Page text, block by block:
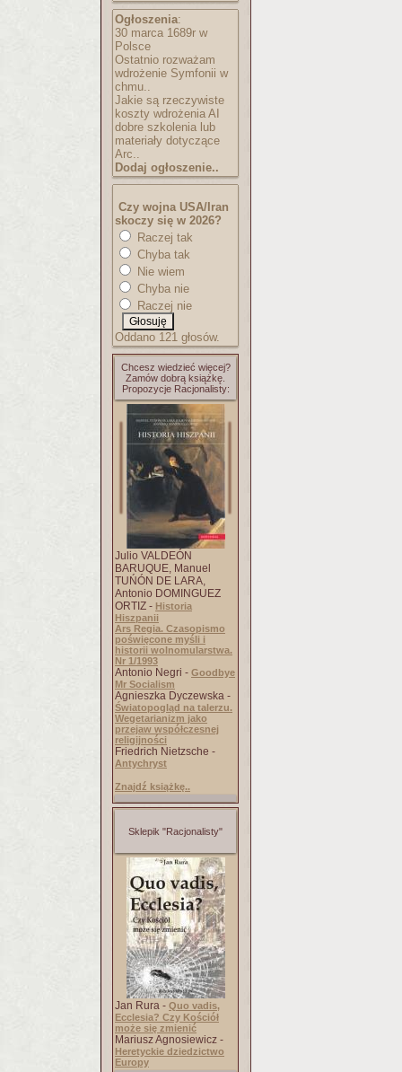
Ogłoszenia:
30 marca 1689r w
Polsce
Ostatnio rozważam
wdrożenie Symfonii w
chmu..
Jakie są rzeczywiste
koszty wdrożenia AI
dobre szkolenia lub
materiały dotyczące
Arc..
Dodaj ogłoszenie..
Czy wojna USA/Iran
skoczy się w 2026?
Raczej tak
Chyba tak
Nie wiem
Chyba nie
Raczej nie
Oddano 121 głosów.
Chcesz wiedzieć więcej?
Zamów dobrą książkę.
Propozycje Racjonalisty:
Julio VALDEÓN
BARUQUE, Manuel
TUŃÓN DE LARA,
Antonio DOMINGUEZ
ORTIZ - Historia
Hiszpanii
Ars Regia. Czasopismo
poświęcone myśli i
historii wolnomularstwa.
Nr 1/1993
Antonio Negri - Goodbye
Mr Socialism
Agnieszka Dyczewska -
Światopogląd na talerzu.
Wegetarianizm jako
przejaw współczesnej
religijności
Friedrich Nietzsche -
Antychryst
Znajdź książkę..
Sklepik "Racjonalisty"
Jan Rura - Quo vadis,
Ecclesia? Czy Kościół
może się zmienić
Mariusz Agnosiewicz -
Heretyckie dziedzictwo
Europy